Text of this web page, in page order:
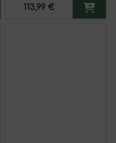
113,99 €